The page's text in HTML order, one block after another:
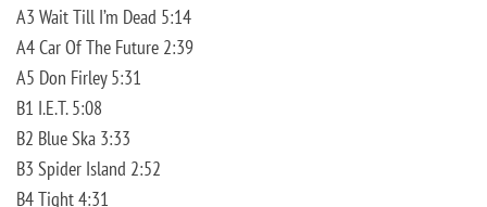
A3 Wait Till I’m Dead 5:14
A4 Car Of The Future 2:39
A5 Don Firley 5:31
B1 I.E.T. 5:08
B2 Blue Ska 3:33
B3 Spider Island 2:52
B4 Tight 4:31